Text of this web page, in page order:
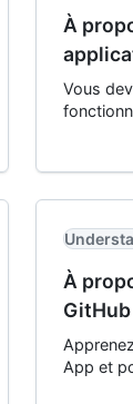
À
Vous
À
GitHub
App et